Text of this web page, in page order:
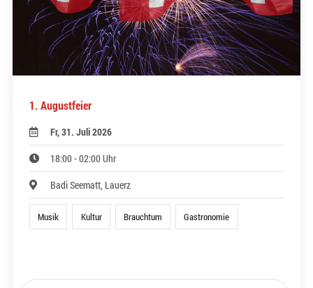
1. Augustfeier
Fr, 31. Juli 2026
18:00 - 02:00 Uhr
Badi Seematt, Lauerz
Musik Kultur Brauchtum Gastronomie